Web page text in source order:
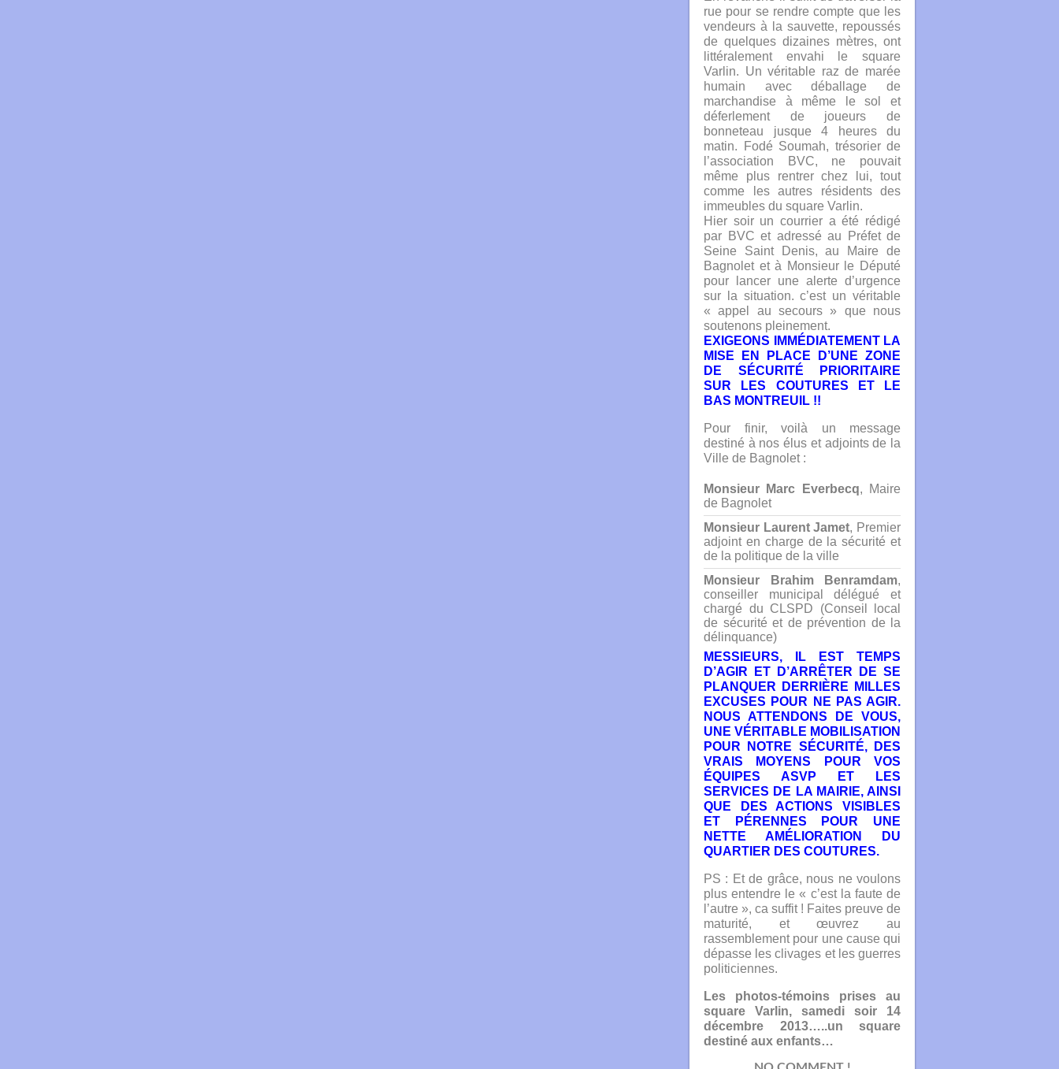
rue pour se rendre compte que les
vendeurs à la sauvette, repoussés
de quelques dizaines mètres, ont
littéralement envahi le square
Varlin. Un véritable raz de marée
humain avec déballage de
marchandise à même le sol et
déferlement de joueurs de
bonneteau jusque 4 heures du
matin. Fodé Soumah, trésorier de
l’association BVC, ne pouvait
même plus rentrer chez lui, tout
comme les autres résidents des
immeubles du square Varlin.
Hier soir un courrier a été rédigé
par BVC et adressé au Préfet de
Seine Saint Denis, au Maire de
Bagnolet et à Monsieur le Député
pour lancer une alerte d’urgence
sur la situation. c’est un véritable
« appel au secours » que nous
soutenons pleinement.
EXIGEONS IMMÉDIATEMENT LA
MISE EN PLACE D’UNE ZONE
DE SÉCURITÉ PRIORITAIRE
SUR LES COUTURES ET LE
BAS MONTREUIL !!
Pour finir, voilà un message
destiné à nos élus et adjoints de la
Ville de Bagnolet :
Monsieur Marc Everbecq, Maire
de Bagnolet
Monsieur Laurent Jamet, Premier
adjoint en charge de la sécurité et
de la politique de la ville
Monsieur Brahim Benramdam,
conseiller municipal délégué et
chargé du CLSPD (Conseil local
de sécurité et de prévention de la
délinquance)
MESSIEURS, IL EST TEMPS
D’AGIR ET D’ARRÊTER DE SE
PLANQUER DERRIÈRE MILLES
EXCUSES POUR NE PAS AGIR.
NOUS ATTENDONS DE VOUS,
UNE VÉRITABLE MOBILISATION
POUR NOTRE SÉCURITÉ, DES
VRAIS MOYENS POUR VOS
ÉQUIPES ASVP ET LES
SERVICES DE LA MAIRIE, AINSI
QUE DES ACTIONS VISIBLES
ET PÉRENNES POUR UNE
NETTE AMÉLIORATION DU
QUARTIER DES COUTURES.
PS : Et de grâce, nous ne voulons
plus entendre le « c’est la faute de
l’autre », ca suffit ! Faites preuve de
maturité, et œuvrez au
rassemblement pour une cause qui
dépasse les clivages et les guerres
politiciennes.
Les photos-témoins prises au
square Varlin, samedi soir 14
décembre 2013…..un square
destiné aux enfants…